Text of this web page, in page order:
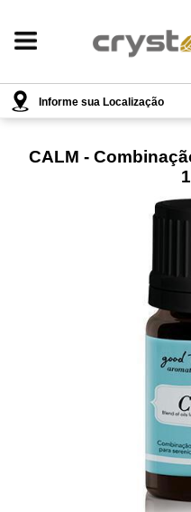
Informe sua Localização
CALM -